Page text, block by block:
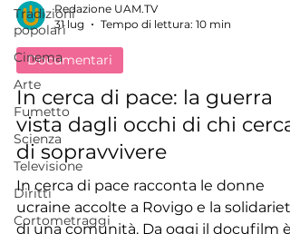
Tradizioni
popolari
Cinema
Arte
Fumetto
Scienza
Televisione
Diritti
Cortometraggi
Redazione UAM.TV
31 lug
Tempo di lettura: 10 min
Documentari
In cerca di pace: la guerra
vista dagli occhi di chi cerca
di sopravvivere
In cerca di pace racconta le donne